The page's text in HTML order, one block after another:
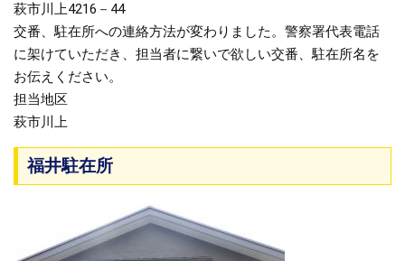
萩市川上4216－44
交番、駐在所への連絡方法が変わりました。警察署代表電話
に架けていただき、担当者に繋いで欲しい交番、駐在所名を
お伝えください。
担当地区
萩市川上
福井駐在所